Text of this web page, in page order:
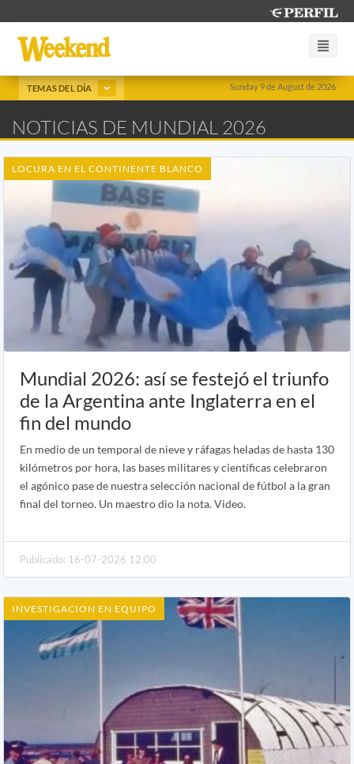
Sunday 9 de August de 2026
TEMAS DEL DÍA
NOTICIAS DE MUNDIAL 2026
LOCURA EN EL CONTINENTE BLANCO
Mundial 2026: así se festejó el triunfo
de la Argentina ante Inglaterra en el
fin del mundo
En medio de un temporal de nieve y ráfagas heladas de hasta 130
kilómetros por hora, las bases militares y científicas celebraron
el agónico pase de nuestra selección nacional de fútbol a la gran
final del torneo. Un maestro dio la nota. Video.
Publicado: 16-07-2026 12:00
INVESTIGACION EN EQUIPO